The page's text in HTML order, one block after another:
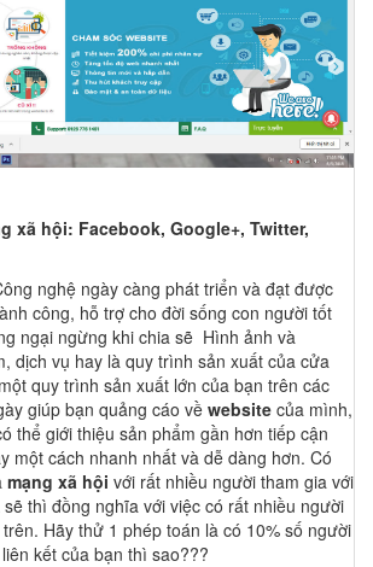
xã hội: Facebook, Google+, Twitter,
nghệ ngày càng phát triển và đạt được
công, hỗ trợ cho đời sống con người tốt
ngại ngừng khi chia sẽ Hình ảnh và
dịch vụ hay là quy trình sản xuất của cửa
quy trình sản xuất lớn của bạn trên các
giúp bạn quảng cáo về website của mình,
thể giới thiệu sản phẩm gần hơn tiếp cận
một cách nhanh nhất và dễ dàng hơn. Có
mạng xã hội với rất nhiều người tham gia với
thì đồng nghĩa với việc có rất nhiều người
Hãy thử 1 phép toán là có 10% số người
kết của bạn thì sao???